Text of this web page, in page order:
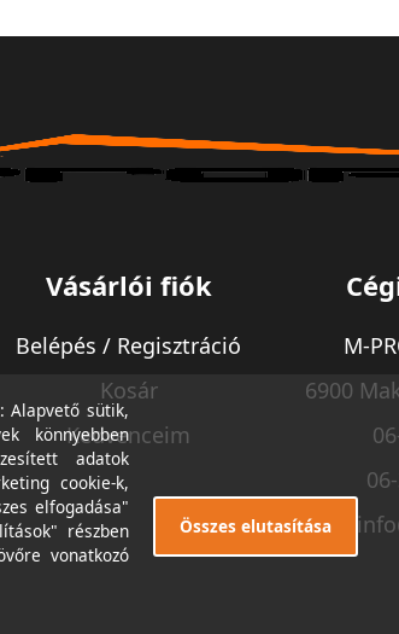
Vásárlói fiók
Belépés / Regisztráció
Kosár
Kedvenceim
M-
6900
Alapvető sütik,
könnyebben
adatok
cookie-k,
elfogadása"
részben
vonatkozó
Összes elutasítása